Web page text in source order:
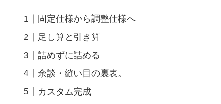
固定仕様から調整仕様へ
足し算と引き算
詰めずに詰める
余談・縫い目の裏表。
カスタム完成